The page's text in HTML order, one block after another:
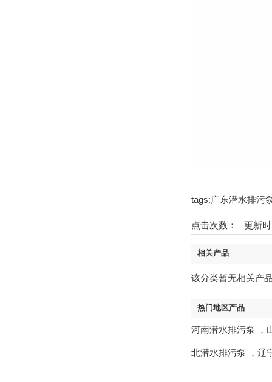
tags:广东潜水排污泵
点击次数： 更新时
相关产品
该分类暂无相关产品
热门地区产品
河南潜水排污泵 ，
北潜水排污泵 ， 辽